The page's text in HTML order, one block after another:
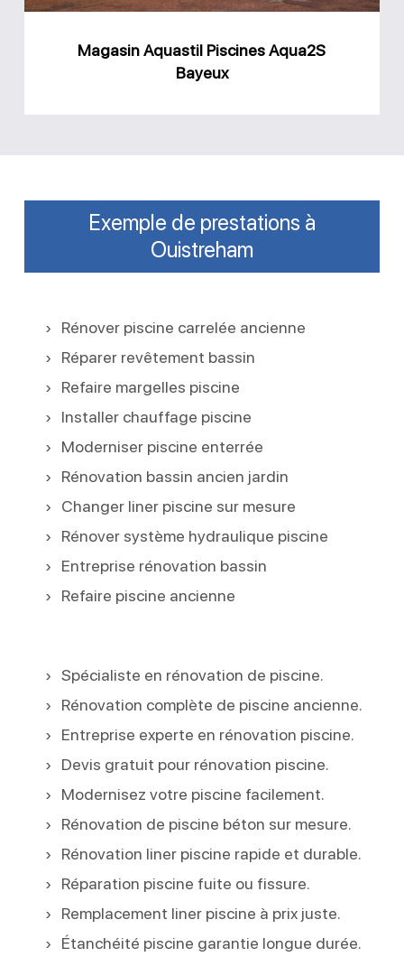
Magasin Aquastil Piscines Aqua2S
Bayeux
Exemple de prestations à
Ouistreham
Rénover piscine carrelée ancienne
Réparer revêtement bassin
Refaire margelles piscine
Installer chauffage piscine
Moderniser piscine enterrée
Rénovation bassin ancien jardin
Changer liner piscine sur mesure
Rénover système hydraulique piscine
Entreprise rénovation bassin
Refaire piscine ancienne
Spécialiste en rénovation de piscine.
Rénovation complète de piscine ancienne.
Entreprise experte en rénovation piscine.
Devis gratuit pour rénovation piscine.
Modernisez votre piscine facilement.
Rénovation de piscine béton sur mesure.
Rénovation liner piscine rapide et durable.
Réparation piscine fuite ou fissure.
Remplacement liner piscine à prix juste.
Étanchéité piscine garantie longue durée.